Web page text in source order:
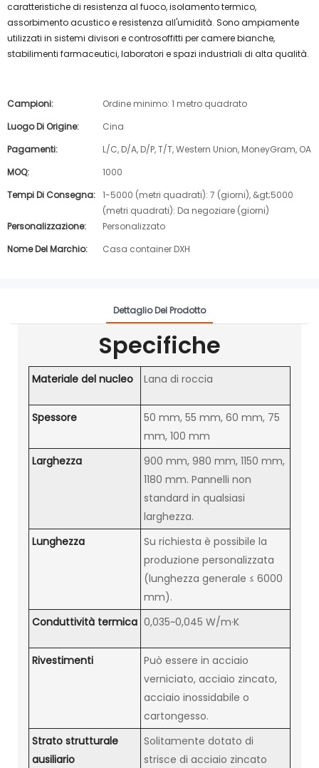
caratteristiche di resistenza al fuoco, isolamento termico,
assorbimento acustico e resistenza all'umidità. Sono ampiamente
utilizzati in sistemi divisori e controsoffitti per camere bianche,
stabilimenti farmaceutici, laboratori e spazi industriali di alta qualità.
Campioni:
Ordine minimo: 1 metro quadrato
Luogo Di Origine:
Cina
Pagamenti:
L/C, D/A, D/P, T/T, Western Union, MoneyGram, OA
MOQ:
1000
Tempi Di Consegna: 1-5000 (metri quadrati): 7 (giorni), &gt;5000
(metri quadrati): Da negoziare (giorni)
Personalizzazione:
Personalizzato
Nome Del Marchio:
Casa container DXH
Dettaglio Del Prodotto
Specifiche
Materiale del nucleo Lana di roccia
Spessore
50 mm, 55 mm, 60 mm, 75
mm, 100 mm
Larghezza
900 mm, 980 mm, 1150 mm,
1180 mm. Pannelli non
standard in qualsiasi
larghezza.
Lunghezza
Su richiesta è possibile la
produzione personalizzata
(lunghezza generale ≤ 6000
mm).
Conduttività termica 0,035~0,045 W/m·K
Rivestimenti
Può essere in acciaio
verniciato, acciaio zincato,
acciaio inossidabile o
cartongesso.
Strato strutturale
ausiliario
Solitamente dotato di
strisce di acciaio zincato